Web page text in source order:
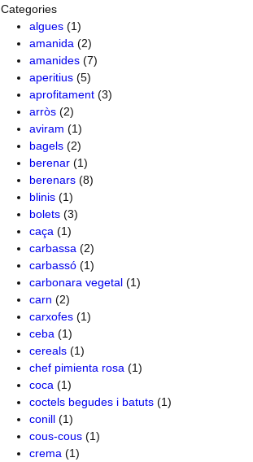
Categories
algues (1)
amanida (2)
amanides (7)
aperitius (5)
aprofitament (3)
arròs (2)
aviram (1)
bagels (2)
berenar (1)
berenars (8)
blinis (1)
bolets (3)
caça (1)
carbassa (2)
carbassó (1)
carbonara vegetal (1)
carn (2)
carxofes (1)
ceba (1)
cereals (1)
chef pimienta rosa (1)
coca (1)
coctels begudes i batuts (1)
conill (1)
cous-cous (1)
crema (1)